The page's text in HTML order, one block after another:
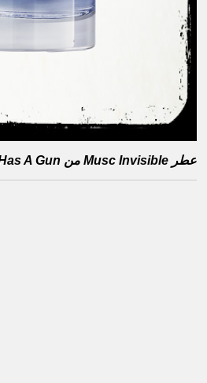
عطر Musc Invisible من Juliette Has A Gun